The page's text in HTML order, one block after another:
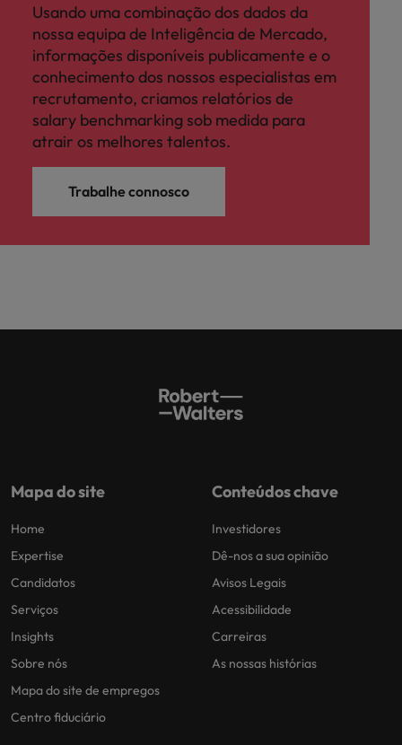
Usando uma combinação dos dados da
nossa equipa de Inteligência de Mercado,
informações disponíveis publicamente e o
conhecimento dos nossos especialistas em
recrutamento, criamos relatórios de
salary benchmarking sob medida para
atrair os melhores talentos.
Trabalhe connosco
Mapa do site
Home
Expertise
Candidatos
Serviços
Insights
Sobre nós
Mapa do site de empregos
Centro fiduciário
Conteúdos chave
Investidores
Dê-nos a sua opinião
Avisos Legais
Acessibilidade
Carreiras
As nossas histórias